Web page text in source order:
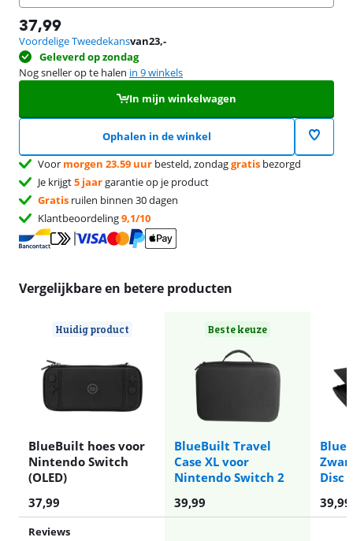
37,99
Voordelige Tweedekansvan23,-
Geleverd op zondag
Nog sneller op te halen in 9 winkels
In mijn winkelwagen
Ophalen in de winkel
Voor morgen 23.59 uur besteld, zondaggratis bezorgd
Je krijgt5 jaargarantie op je product
Gratis ruilen binnen 30 dagen
Klantbeoordeling9,1/10
Vergelijkbare en betere producten
Huidig product
BlueBuilt hoes voor
Nintendo Switch
(OLED)
Beste keuze
BlueBuilt Travel
Case XL voor
Nintendo Switch 2
Disc
37,99
39,99 39,99
Reviews